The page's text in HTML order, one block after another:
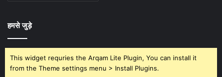
हमसे जुड़े
This widget requries the Arqam Lite Plugin, You can install it
from the Theme settings menu > Install Plugins.